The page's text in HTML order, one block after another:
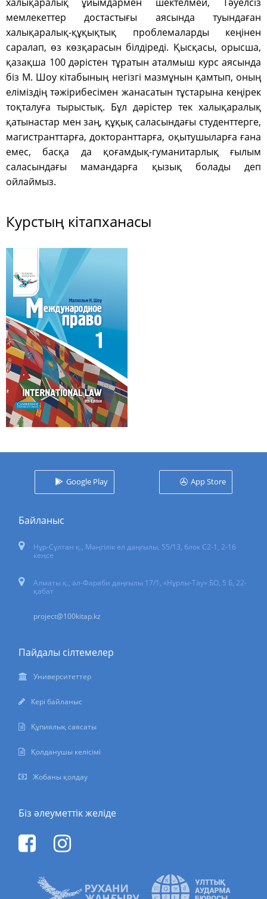
мемлекеттер достастығы аясында туындаған
халықаралық-құқықтық проблемаларды кеңінен
саралап, өз көзқарасын білдіреді. Қысқасы, орысша,
қазақша 100 дәрістен тұратын аталмыш курс аясында
біз М. Шоу кітабының негізгі мазмұнын қамтып, оның
еліміздің тәжірибесімен жанасатын тұстарына кеңірек
тоқталуға тырыстық. Бұл дәрістер тек халықаралық
қатынастар мен заң, құқық саласындағы студенттерге,
магистранттарға, докторанттарға, оқытушыларға ғана
емес, басқа да қоғамдық-гуманитарлық ғылым
саласындағы мамандарға қызық болады деп
ойлаймыз.
Курстың кітапханасы
Google Play App Store
Байланыс
Нұр-Сұлтан қ., Мәңгілік ел даңғылы, 55/13, блок С2-1, 2-16
кеңсе
Алматы қ., әл-Фараби даңғылы 17/1, «Нұрлы-Тау» БО, 5 Б, 22-
қабат
project@100kitap.kz
Пайдалы сілтемелер
Университеттер
Кері байланыс
Құпиялық саясаты
Қолданушы келісімі
Жобаны қолдау
Біз әлеуметтік желіде